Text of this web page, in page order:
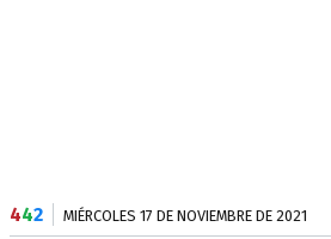
442 MIÉRCOLES 17 DE NOVIEMBRE DE 2021